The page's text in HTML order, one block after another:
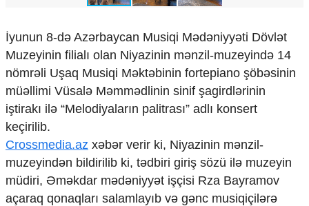
İqtisadiyyat
İqtisadi xəbərlər
Energetika
Neft-qaz
Əmək və sosial siyasət
Kənd təsərrüfatı
Hərbi sənaye
Telekommunikasiya və nəqliyyat
COP29
Cəmiyyət
İyunun 8-də Azərbaycan Musiqi Mədəniyyəti Dövlət
Muzeyinin filialı olan Niyazinin mənzil-muzeyində 14
nömrəli Uşaq Musiqi Məktəbinin fortepiano şöbəsinin
müəllimi Vüsalə Məmmədlinin sinif şagirdlərinin
iştirakı ilə “Melodiyaların palitrası” adlı konsert
keçirilib.
Crossmedia.az xəbər verir ki, Niyazinin mənzil-
muzeyindən bildirilib ki, tədbiri giriş sözü ilə muzeyin
müdiri, Əməkdar mədəniyyət işçisi Rza Bayramov
açaraq qonaqları salamlayıb və gənc musiqiçilərə